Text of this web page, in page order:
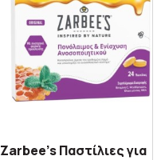
Zarbee's Παστίλιες για